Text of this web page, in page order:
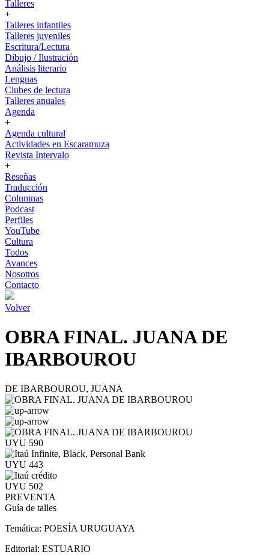
Talleres
+
Talleres infantiles
Talleres juveniles
Escritura/Lectura
Dibujo / Ilustración
Análisis literario
Lenguas
Clubes de lectura
Talleres anuales
Agenda
+
Agenda cultural
Actividades en Escaramuza
Revista Intervalo
+
Reseñas
Traducción
Columnas
Podcast
Perfiles
YouTube
Cultura
Todos
Avances
Nosotros
Contacto
Volver
OBRA FINAL. JUANA DE
IBARBOUROU
DE IBARBOUROU, JUANA
UYU 590
UYU 443
UYU 502
PREVENTA
Guía de talles
Temática: POESÍA URUGUAYA
Editorial: ESTUARIO